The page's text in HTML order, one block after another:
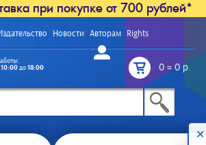
при покупке от 700 рублей*
Новости Авторам Rights
Войти
0=0 р.
10:00до18:00
✕